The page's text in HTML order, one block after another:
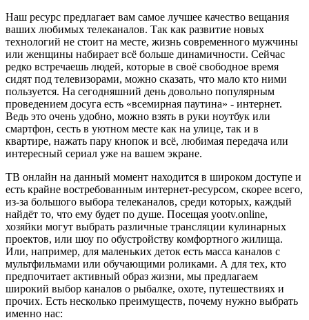
Наш ресурс предлагает вам самое лучшее качество вещания
ваших любимых телеканалов. Так как развитие новых
технологий не стоит на месте, жизнь современного мужчины
или женщины набирает всё больше динамичности. Сейчас
редко встречаешь людей, которые в своё свободное время
сидят под телевизорами, можно сказать, что мало кто ними
пользуется. На сегодняшний день довольно популярным
проведением досуга есть «всемирная паутина» - интернет.
Ведь это очень удобно, можно взять в руки ноутбук или
смартфон, сесть в уютном месте как на улице, так и в
квартире, нажать пару кнопок и всё, любимая передача или
интересный сериал уже на вашем экране.
ТВ онлайн на данный момент находится в широком доступе и
есть крайне востребованным интернет-ресурсом, скорее всего,
из-за большого выбора телеканалов, среди которых, каждый
найдёт то, что ему будет по душе. Посещая yootv.online,
хозяйки могут выбрать различные трансляции кулинарных
проектов, или шоу по обустройству комфортного жилища.
Или, например, для маленьких деток есть масса каналов с
мультфильмами или обучающими роликами. А для тех, кто
предпочитает активный образ жизни, мы предлагаем
широкий выбор каналов о рыбалке, охоте, путешествиях и
прочих. Есть несколько преимуществ, почему нужно выбрать
именно нас: